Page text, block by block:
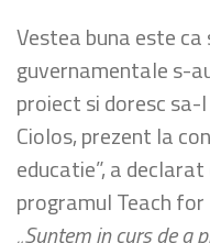
Vestea buna este
guvernamentale s-
proiect si doresc
Ciolos, prezent la
educatie”, a
programul Teach
„Suntem in curs de a